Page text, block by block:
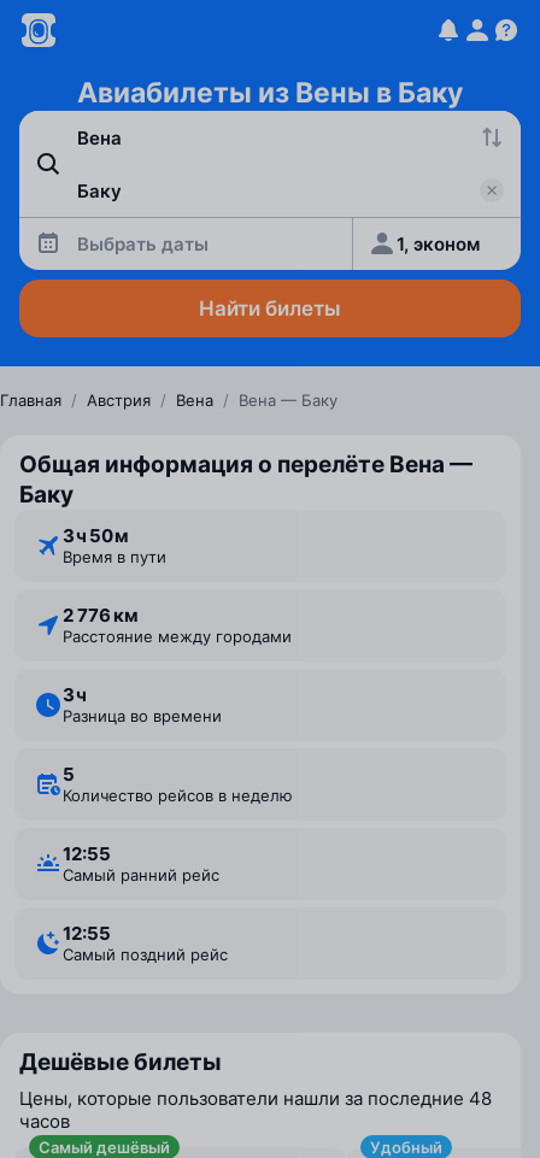
Авиабилеты из Вены в Баку
Выбрать даты 1, эконом
Найти билеты
Главная / Австрия / Вена / Вена — Баку
Общая информация о перелёте Вена —
Баку
3 ⁠ч 50 ⁠м
Время в пути
2 776 км
Расстояние между городами
3 ⁠ч
Разница во времени
5
Количество рейсов в неделю
12:55
Самый ранний рейс
12:55
Самый поздний рейс
Дешёвые билеты
Цены, которые пользователи нашли за последние 48
часов
Самый дешёвый Удобный